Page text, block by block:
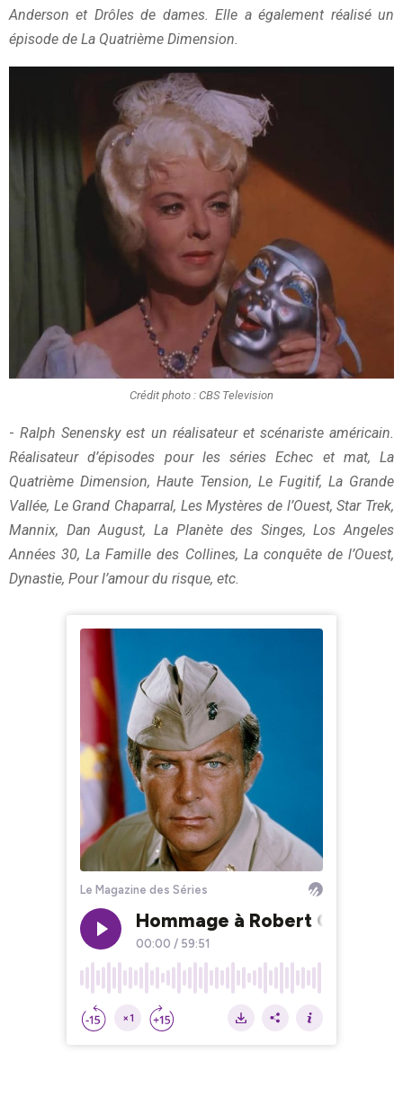
Anderson et Drôles de dames. Elle a également réalisé un
épisode de La Quatrième Dimension.
Crédit photo : CBS Television
-Ralph Senensky est un réalisateur et scénariste américain.
Réalisateur d’épisodes pour les séries Echec et mat, La
Quatrième Dimension, Haute Tension, Le Fugitif, La Grande
Vallée, Le Grand Chaparral, Les Mystères de l’Ouest, Star Trek,
Mannix, Dan August, La Planète des Singes, Los Angeles
Années 30, La Famille des Collines, La conquête de l’Ouest,
Dynastie, Pour l’amour du risque, etc.